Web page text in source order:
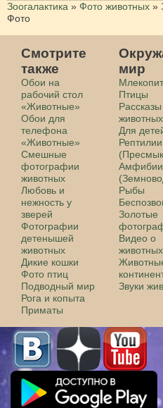
Зоогалактика » Фото животных »
Фото
Смотрите
также
Обои на
рабочий стол
«Животные»
Обои для
телефона
«Животные»
Смешные
фотографии
животных
Любовь и
нежность у
зверей
Фотографии
детенышей
животных
Дикие кошки
Фото птиц
Подводный мир
Рога и копыта
Приматы
мир
Птицы
животных
Для
Рептилии
Амфибии
Рыбы
Золотые
Видео о
животных
Звуки